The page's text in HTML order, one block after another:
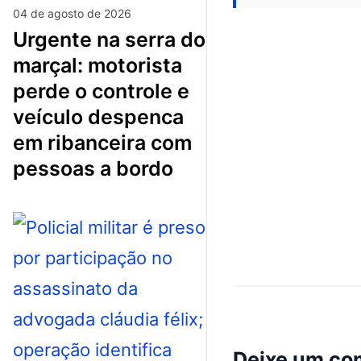
04 de agosto de 2026
urgente na serra do
marçal: motorista
perde o controle e
veículo despenca
em ribanceira com
pessoas a bordo